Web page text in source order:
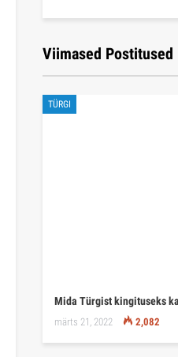
Viimased Postitused
TÜRGI
Mida Türgist kingituseks
märts 21, 2022 2,082